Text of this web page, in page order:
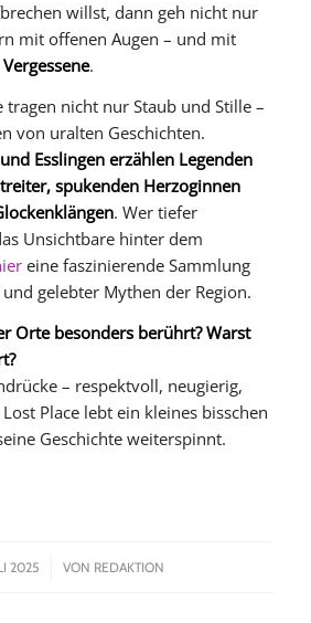
willst, dann geh nicht nur
mit offenen Augen – und mit
.
tragen nicht nur Staub und Stille –
von uralten Geschichten.
Esslingen erzählen Legenden
spukenden Herzoginnen
. Wer tiefer
Unsichtbare hinter dem
eine faszinierende Sammlung
gelebter Mythen der Region.
Orte besonders berührt? Warst
– respektvoll, neugierig,
Place lebt ein kleines bisschen
Geschichte weiterspinnt.
2025 VON REDAKTION